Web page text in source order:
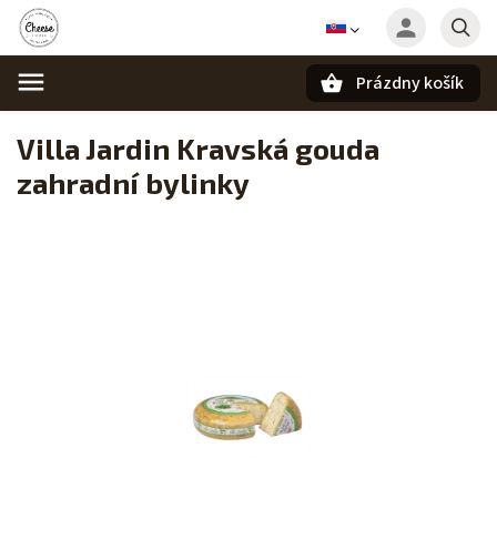
Prázdny košík
Villa Jardin Kravská gouda
zahradní bylinky